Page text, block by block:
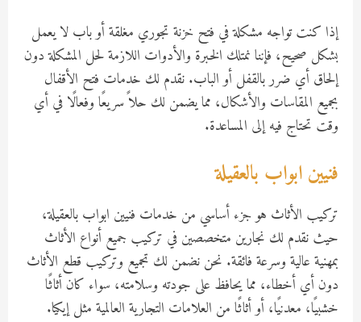
إذا كنت تواجه مشكلة في فتح خزنة تجوري مغلقة أو باب لا يعمل
بشكل صحيح، فإننا نمتلك الخبرة والأدوات اللازمة لحل المشكلة دون
إلحاق أي ضرر بالقفل أو الباب. نقدم لك خدمات فتح الأقفال
بجميع المقاسات والأشكال، مما يضمن لك حلاً سريعًا وفعالًا في أي
وقت تحتاج فيه إلى المساعدة.
فنيين ابواب بالعقيلة
تركيب الأثاث هو جزء أساسي من خدمات فنيين ابواب بالعقيلة،
حيث نقدم لك نجارين متخصصين في تركيب جميع أنواع الأثاث
بمهنية عالية وسرعة فائقة. نحن نضمن لك تجميع وتركيب قطع الأثاث
دون أي أخطاء، مما يحافظ على جودته وسلامته، سواء كان أثاثًا
خشبيًا، معدنيًا، أو أثاثًا من العلامات التجارية العالمية مثل إيكيا.